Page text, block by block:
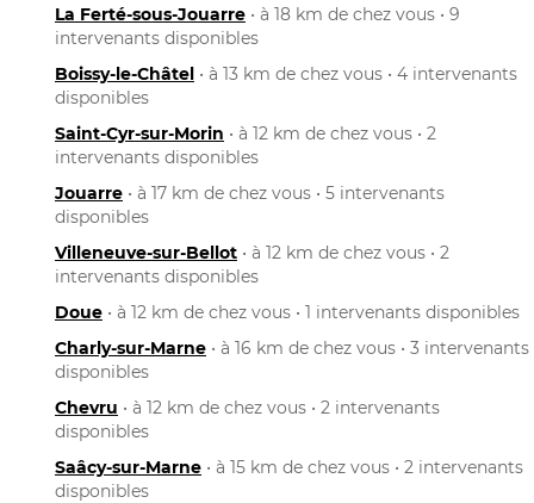
La Ferté-sous-Jouarre • à 18 km de chez vous • 9
intervenants disponibles
Boissy-le-Châtel • à 13 km de chez vous • 4 intervenants
disponibles
Saint-Cyr-sur-Morin • à 12 km de chez vous • 2
intervenants disponibles
Jouarre • à 17 km de chez vous • 5 intervenants
disponibles
Villeneuve-sur-Bellot • à 12 km de chez vous • 2
intervenants disponibles
Doue • à 12 km de chez vous • 1 intervenants disponibles
Charly-sur-Marne • à 16 km de chez vous • 3 intervenants
disponibles
Chevru • à 12 km de chez vous • 2 intervenants
disponibles
Saâcy-sur-Marne • à 15 km de chez vous • 2 intervenants
disponibles